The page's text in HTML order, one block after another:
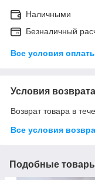
Наличными
Безналичный
Все условия
Условия возврата
Возврат товара в
Все условия
Подобные